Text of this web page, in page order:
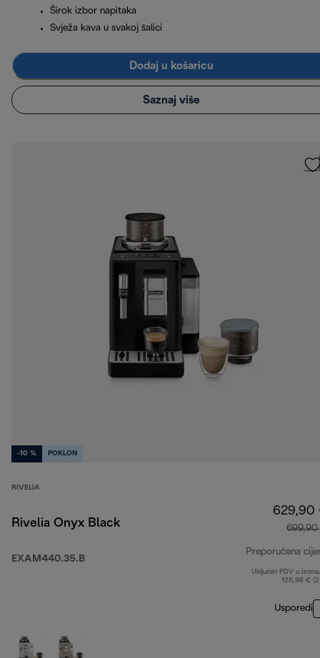
Širok izbor napitaka
Svježa kava u svakoj šalici
Dodaj u košaricu
Saznaj više
-10 % POKLON
RIVELIA
Rivelia Onyx Black
EXAM440.35.B
629,90
Preporučena
Uključen PDV u
125,98 €
Usporedi